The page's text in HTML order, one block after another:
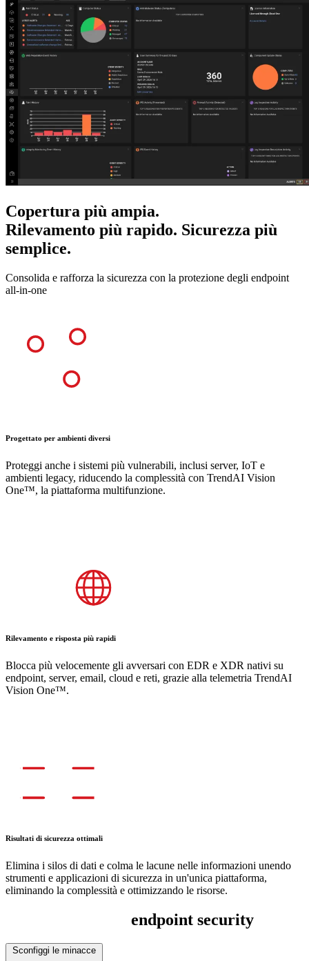
Copertura più ampia.
Rilevamento più rapido. Sicurezza più
semplice.
Consolida e rafforza la sicurezza con la protezione degli endpoint
all-in-one
Progettato per ambienti diversi
Proteggi anche i sistemi più vulnerabili, inclusi server, IoT e
ambienti legacy, riducendo la complessità con TrendAI Vision
One™, la piattaforma multifunzione.
Rilevamento e risposta più rapidi
Blocca più velocemente gli avversari con EDR e XDR nativi su
endpoint, server, email, cloud e reti, grazie alla telemetria TrendAI
Vision One™.
Risultati di sicurezza ottimali
Elimina i silos di dati e colma le lacune nelle informazioni unendo
strumenti e applicazioni di sicurezza in un'unica piattaforma,
eliminando la complessità e ottimizzando le risorse.
endpoint security
Sconfiggi le minacce